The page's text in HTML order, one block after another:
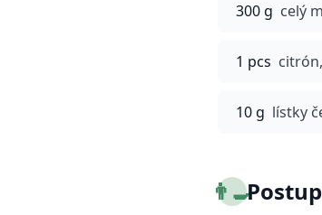
300 g celý
1 pcs
10 g lístky
👨‍🍳Postup